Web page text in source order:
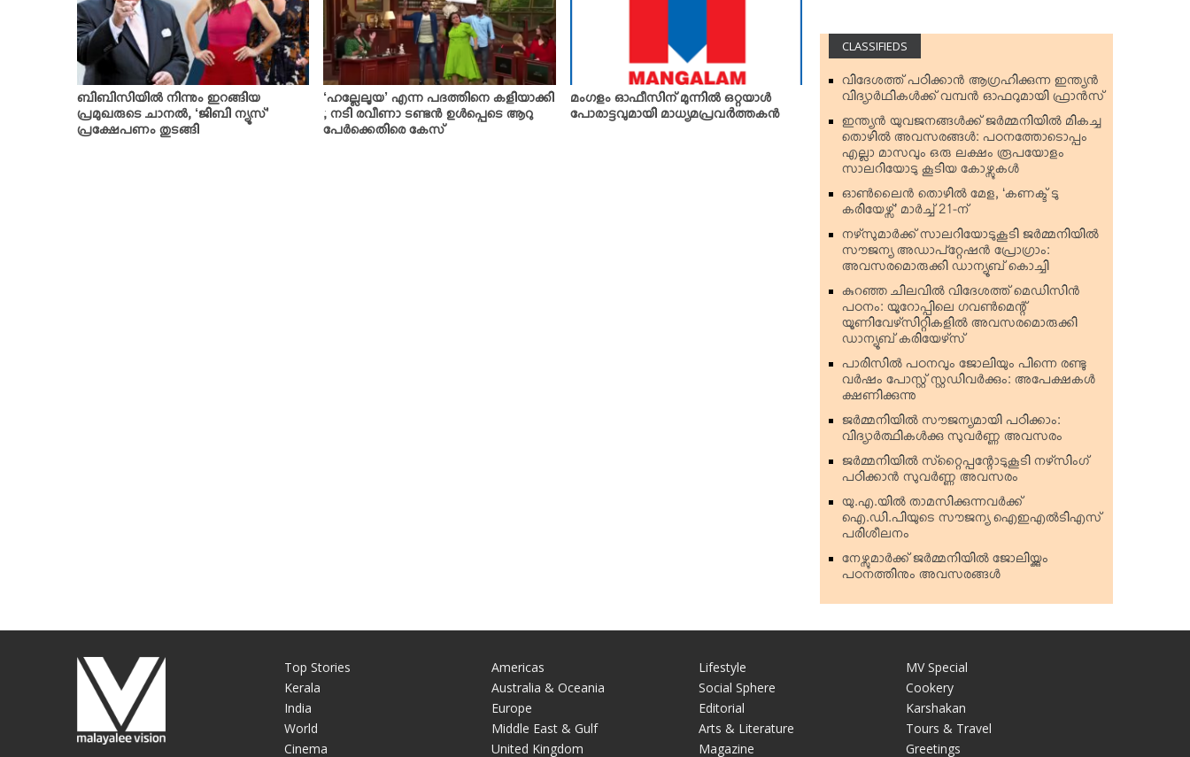
ബിബിസിയില്‍ നിന്നും ഇറങ്ങിയ
പ്രമുഖരുടെ ചാനല്‍, ‘ജിബി ന്യൂസ്’
പ്രക്ഷേപണം തുടങ്ങി
‘ഹല്ലേലൂയ’ എന്ന പദത്തിനെ കളിയാക്കി
; നടി രവീണാ ടണ്ടന്‍ ഉള്‍പ്പെടെ ആറു
പേര്‍ക്കെതിരെ കേസ്
മംഗളം ഓഫീസിന് മുന്നില്‍ ഒറ്റയാള്‍
പോരാട്ടവുമായി മാധ്യമപ്രവർത്തകന്‍
CLASSIFIEDS
വിദേശത്ത് പഠിക്കാന്‍ ആഗ്രഹിക്കുന്ന ഇന്ത്യന്‍
വിദ്യാര്‍ഥികള്‍ക്ക് വമ്പന്‍ ഓഫറുമായി ഫ്രാന്‍സ്
ഇന്ത്യന്‍ യുവജനങ്ങള്‍ക്ക് ജര്‍മ്മനിയില്‍ മികച്ച
തൊഴില്‍ അവസരങ്ങള്‍: പഠനത്തോടൊപ്പം
എല്ലാ മാസവും ഒരു ലക്ഷം രൂപയോളം
സാലറിയോടു കൂടിയ കോഴ്സുകള്‍
ഓണ്‍ലൈന്‍ തൊഴില്‍ മേള, ‘കണക്ട് ടു
കരിയേഴ്സ്’ മാര്‍ച്ച് 21-ന്
നഴ്‌സുമാര്‍ക്ക് സാലറിയോടുകൂടി ജര്‍മ്മനിയില്‍
സൗജന്യ അഡാപ്റ്റേഷന്‍ പ്രോഗ്രാം:
അവസരമൊരുക്കി ഡാന്യൂബ് കൊച്ചി
കുറഞ്ഞ ചിലവില്‍ വിദേശത്ത് മെഡിസിന്‍
പഠനം: യൂറോപ്പിലെ ഗവണ്‍മെന്റ്
യൂണിവേഴ്‌സിറ്റികളില്‍ അവസരമൊരുക്കി
ഡാന്യൂബ് കരിയേഴ്‌സ്
പാരിസില്‍ പഠനവും ജോലിയും പിന്നെ രണ്ടു
വര്‍ഷം പോസ്റ്റ് സ്റ്റഡിവര്‍ക്കും: അപേക്ഷകള്‍
ക്ഷണിക്കുന്നു
ജര്‍മ്മനിയില്‍ സൗജന്യമായി പഠിക്കാം:
വിദ്യാര്‍ത്ഥികള്‍ക്കു സുവര്‍ണ്ണ അവസരം
ജര്‍മ്മനിയില്‍ സ്‌റ്റൈപ്പന്റോടുകൂടി നഴ്‌സിംഗ്
പഠിക്കാന്‍ സുവര്‍ണ്ണ അവസരം
യു.എ.യില്‍ താമസിക്കുന്നവര്‍ക്ക്
ഐ.ഡി.പിയുടെ സൗജന്യ ഐഇഎല്‍ടിഎസ്
പരിശീലനം
നേഴ്സുമാര്‍ക്ക് ജര്‍മ്മനിയില്‍ ജോലിയ്ക്കും
പഠനത്തിനും അവസരങ്ങള്‍
Top Stories
Kerala
India
World
Cinema
Americas
Australia & Oceania
Europe
Middle East & Gulf
United Kingdom
Lifestyle
Social Sphere
Editorial
Arts & Literature
Magazine
MV Special
Cookery
Karshakan
Tours & Travel
Greetings